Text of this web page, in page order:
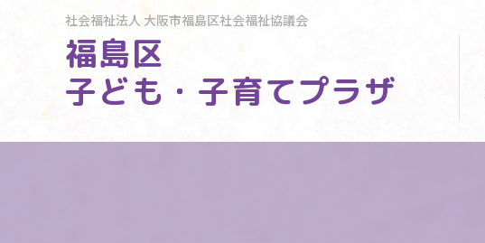
社会福祉法人大阪市福島区社会福祉協議会
福島区
子ども・子育てプラザ